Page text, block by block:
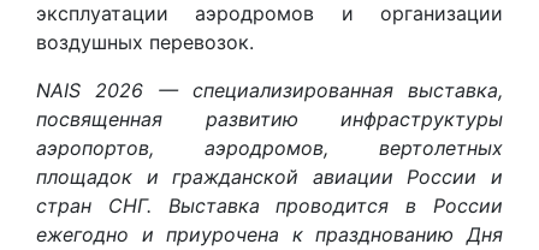
эксплуатации аэродромов и организации
воздушных перевозок.
NAIS 2026 — специализированная выставка,
посвященная развитию инфраструктуры
аэропортов, аэродромов, вертолетных
площадок и гражданской авиации России и
стран СНГ. Выставка проводится в России
ежегодно и приурочена к празднованию Дня